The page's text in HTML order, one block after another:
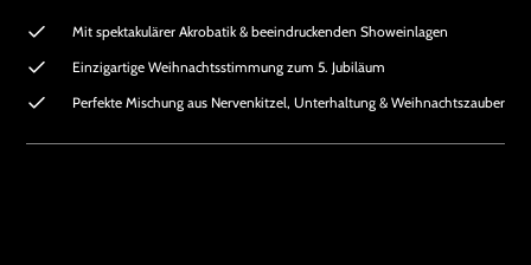
Mit spektakulärer Akrobatik & beeindruckenden Showeinlagen
Einzigartige Weihnachtsstimmung zum 5. Jubiläum
Perfekte Mischung aus Nervenkitzel, Unterhaltung & Weihnachtszauber